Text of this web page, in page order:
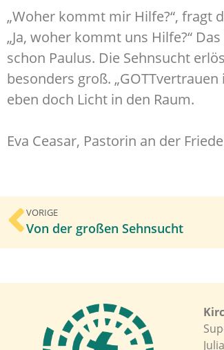
„Woher kommt mir Hilfe?“, fragt
„Ja, woher kommt uns Hilfe?“
schon Paulus. Die Sehnsucht
besonders groß.
eben doch Licht in den Raum.
Eva Ceasar, Pastorin an der
VORIGE
Von der großen Sehnsucht